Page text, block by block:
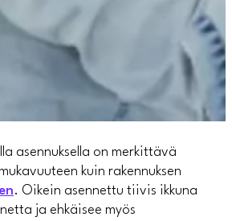
asennuksella on merkittävä
kuin rakennuksen
. Oikein asennettu tiivis ikkuna
ja ehkäisee myös